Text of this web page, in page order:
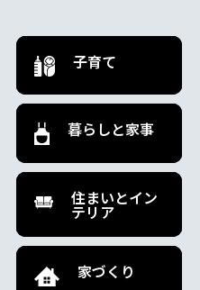
子育て
暮らしと家事
住まいとイン
テリア
家づくり